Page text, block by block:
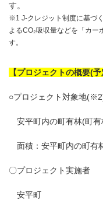
す。
※1 J-クレジット制度に基づ
よるCO₂吸収量などを「カ
す。
【プロジェクトの概要(予
○プロジェクト対象地
安平町内の町有林(町有
面積：安平町内の町有
〇プロジェクト実施者
安平町